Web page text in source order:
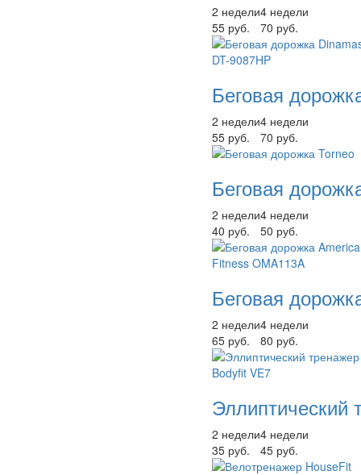
2 недели4 недели
55 руб.
70 руб.
Беговая
2 недели4 недели
55 руб.
70 руб.
Беговая
2 недели4 недели
40 руб.
50 руб.
Беговая
2 недели4 недели
65 руб.
80 руб.
Эллиптический
2 недели4 недели
35 руб.
45 руб.